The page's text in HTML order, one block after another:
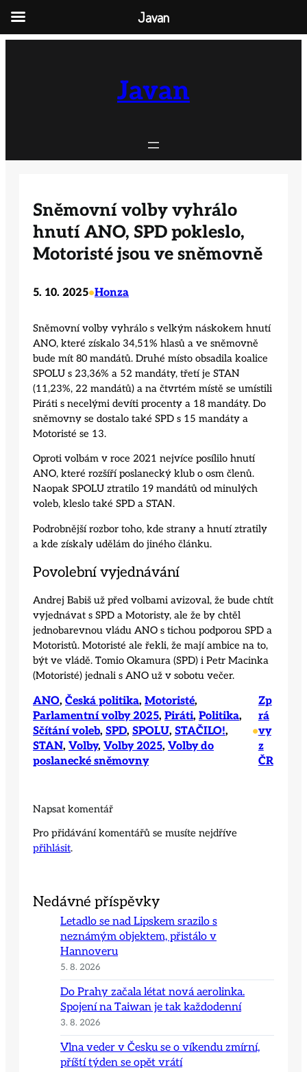
Javan
Sněmovní volby vyhrálo
hnutí ANO, SPD pokleslo,
Motoristé jsou ve sněmovně
5. 10. 2025•Honza
Sněmovní volby vyhrálo s velkým náskokem hnutí
ANO, které získalo 34,51% hlasů a ve sněmovně
bude mít 80 mandátů. Druhé místo obsadila koalice
SPOLU s 23,36% a 52 mandáty, třetí je STAN
(11,23%, 22 mandátů) a na čtvrtém místě se umístili
Piráti s necelými devíti procenty a 18 mandáty. Do
sněmovny se dostalo také SPD s 15 mandáty a
Motoristé se 13.
Oproti volbám v roce 2021 nejvíce posílilo hnutí
ANO, které rozšíří poslanecký klub o osm členů.
Naopak SPOLU ztratilo 19 mandátů od minulých
voleb, kleslo také SPD a STAN.
Podrobnější rozbor toho, kde strany a hnutí ztratily
a kde získaly udělám do jiného článku.
Povolební vyjednávání
Andrej Babiš už před volbami avizoval, že bude chtít
vyjednávat s SPD a Motoristy, ale že by chtěl
jednobarevnou vládu ANO s tichou podporou SPD a
Motoristů. Motoristé ale řekli, že mají ambice na to,
být ve vládě. Tomio Okamura (SPD) i Petr Macinka
(Motoristé) jednali s ANO už v sobotu večer.
ANO, Česká politika, Motoristé
Parlamentní volby 2025, Piráti, Politika
Sčítání voleb, SPD, SPOLU, STAČILO!
STAN, Volby, Volby 2025, Volby do
poslanecké sněmovny
•
Zp
rá
vy
z
ČR
Napsat komentář
Pro přidávání komentářů se musíte nejdříve
přihlásit.
Nedávné příspěvky
Letadlo se nad Lipskem srazilo s
neznámým objektem, přistálo v
Hannoveru
5. 8. 2026
Do Prahy začala létat nová aerolinka.
Spojení na Taiwan je tak každodenní
3. 8. 2026
Vlna veder v Česku se o víkendu zmírní,
příští týden se opět vrátí
Javan